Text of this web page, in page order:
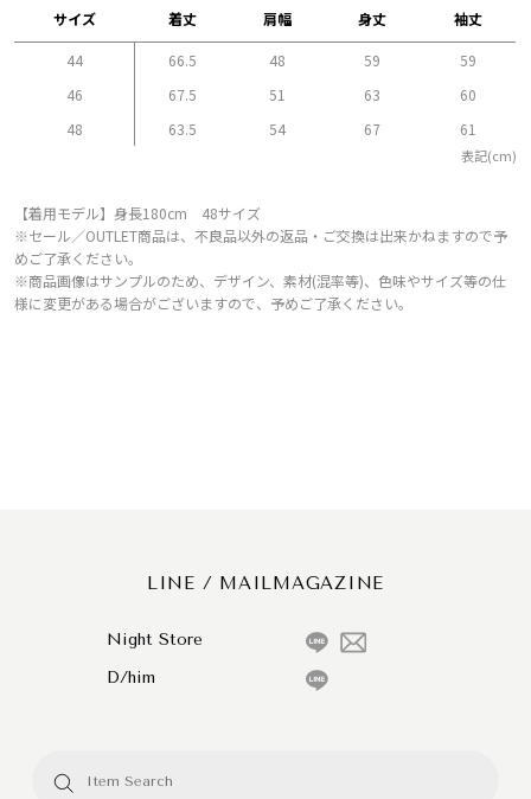
サイズ 着丈 肩幅 身丈 袖丈
44 66.5 48 59
59
46
67.5 51 63
60
48
63.5 54 67 61
表記(cm)
【着用モデル】身長180cm 48サイズ
※セール／OUTLET商品は、不良品以外の返品・ご交換は出来かねますので予
めご了承ください。
※商品画像はサンプルのため、デザイン、素材(混率等)、色味やサイズ等の仕
様に変更がある場合がございますので、予めご了承ください。
LINE / MAILMAGAZINE
Night Store
D/him